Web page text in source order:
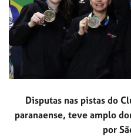
Disputas nas pistas do
paranaense, teve amplo
por